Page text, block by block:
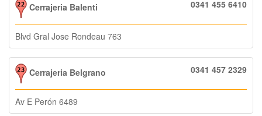
Cerrajeria Balenti 0341 455 6410
Blvd Gral Jose Rondeau 763
Cerrajeria Belgrano 0341 457 2329
Av E Perón 6489